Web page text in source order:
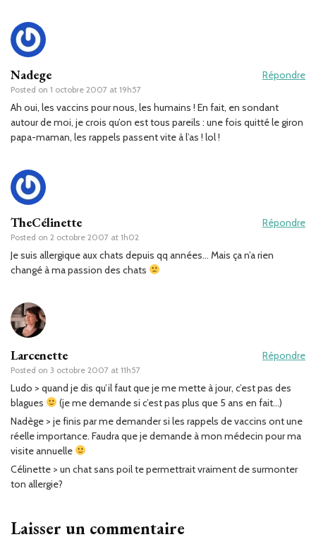
Nadege
Posted on 1 octobre 2007 at 19h57
Répondre
Ah oui, les vaccins pour nous, les humains ! En fait, en sondant
autour de moi, je crois qu’on est tous pareils : une fois quitté le giron
papa-maman, les rappels passent vite à l’as ! lol !
TheCélinette
Posted on 2 octobre 2007 at 1h02
Répondre
Je suis allergique aux chats depuis qq années… Mais ça n’a rien
changé à ma passion des chats
Larcenette
Posted on 3 octobre 2007 at 11h57
Répondre
Ludo > quand je dis qu’il faut que je me mette à jour, c’est pas des
blagues
(je me demande si c’est pas plus que 5 ans en fait…)
Nadège > je finis par me demander si les rappels de vaccins ont une
réelle importance. Faudra que je demande à mon médecin pour ma
visite annuelle
Célinette > un chat sans poil te permettrait vraiment de surmonter
ton allergie?
Laisser un commentaire